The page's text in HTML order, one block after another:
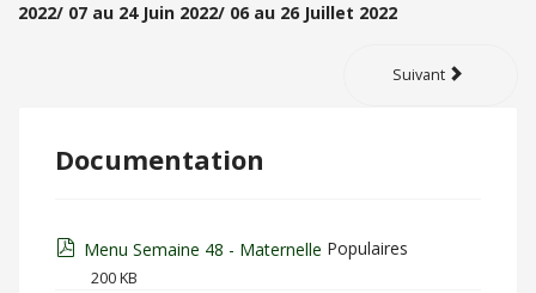
2022/ 07 au 24 Juin 2022/ 06 au 26 Juillet 2022
Suivant
Documentation
pdf
Menu Semaine 48 - Maternelle Populaires
200 KB